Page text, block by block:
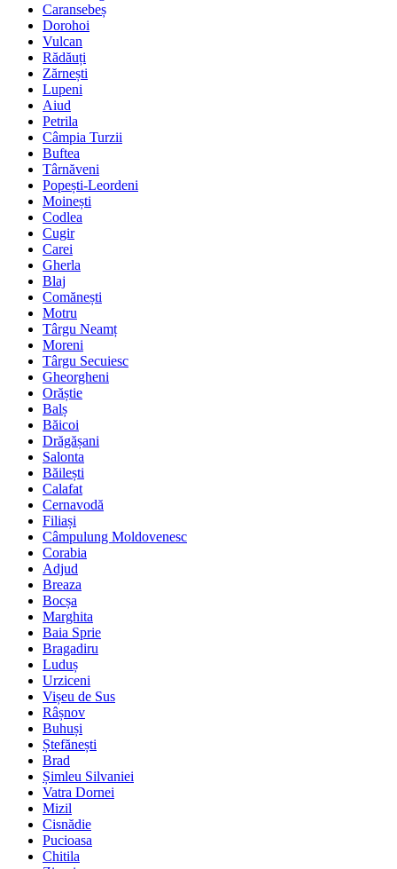
Caransebeș
Dorohoi
Vulcan
Rădăuți
Zărnești
Lupeni
Aiud
Petrila
Câmpia Turzii
Buftea
Târnăveni
Popești-Leordeni
Moinești
Codlea
Cugir
Carei
Gherla
Blaj
Comănești
Motru
Târgu Neamț
Moreni
Târgu Secuiesc
Gheorgheni
Orăștie
Balș
Băicoi
Drăgășani
Salonta
Băilești
Calafat
Cernavodă
Filiași
Câmpulung Moldovenesc
Corabia
Adjud
Breaza
Bocșa
Marghita
Baia Sprie
Bragadiru
Luduș
Urziceni
Vișeu de Sus
Râșnov
Buhuși
Ștefănești
Brad
Șimleu Silvaniei
Vatra Dornei
Mizil
Cisnădie
Pucioasa
Chitila